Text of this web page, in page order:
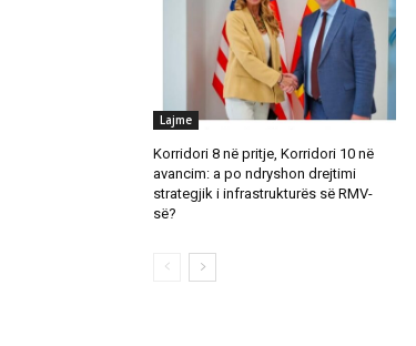
Lajme
Korridori 8 në pritje, Korridori 10 në
avancim: a po ndryshon drejtimi
strategjik i infrastrukturës së RMV-
së?